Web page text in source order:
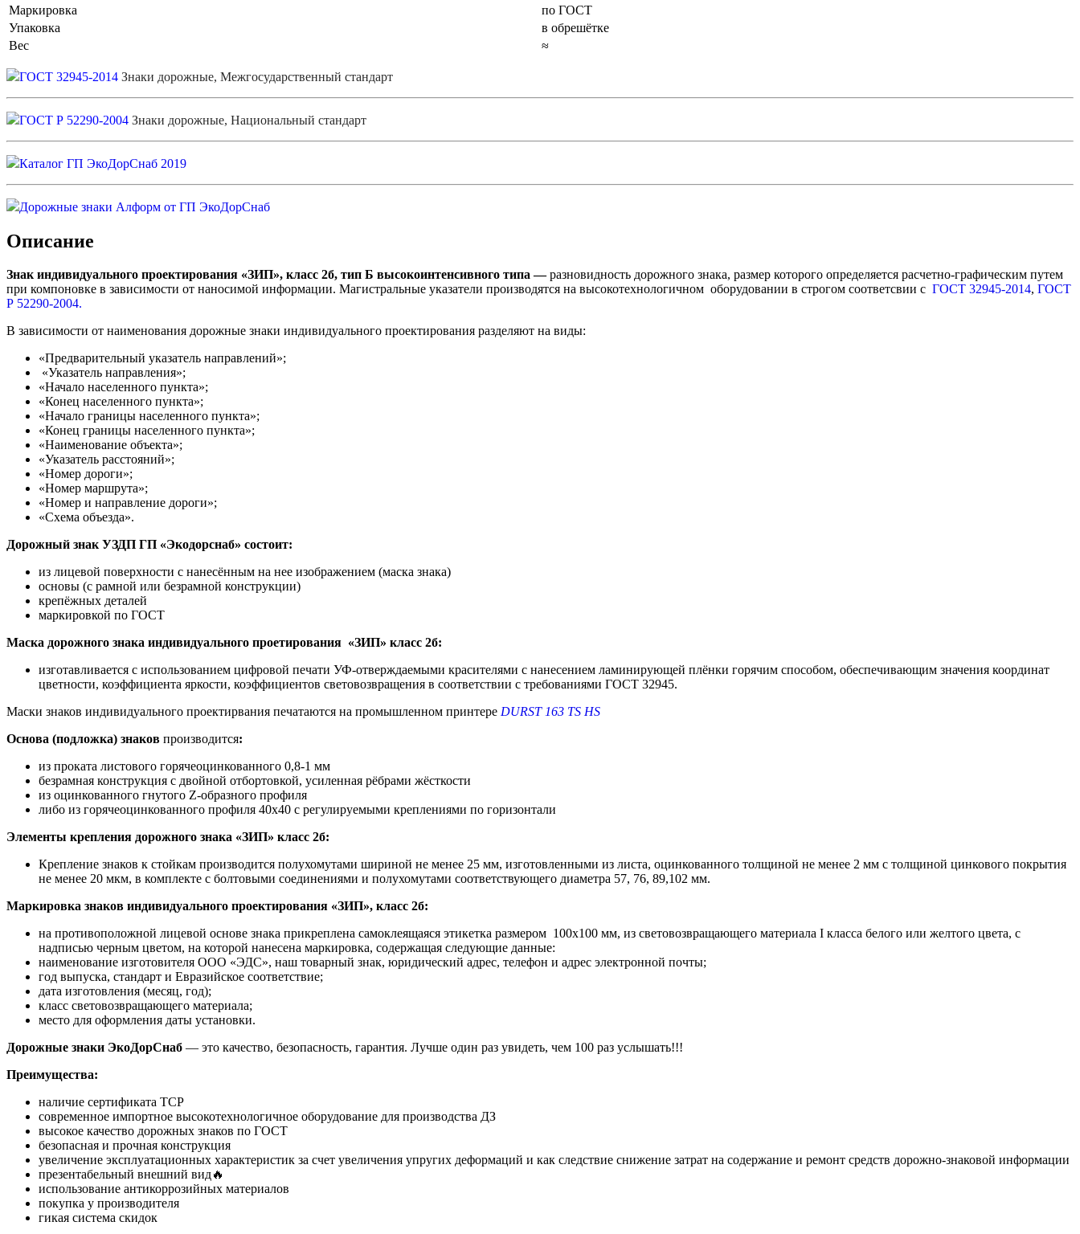
Маркировка
по ГОСТ
Упаковка
в обрешётке
Вес
≈
ГОСТ 32945-2014 Знаки дорожные, Межгосударственный стандарт
ГОСТ Р 52290-2004 Знаки дорожные, Национальный стандарт
Каталог ГП ЭкоДорСнаб 2019
Дорожные знаки Алформ от ГП ЭкоДорСнаб
Описание
Знак индивидуального проектирования «ЗИП», класс 2б, тип Б высокоинтенсивного типа —разновидность дорожного знака, размер которого определяется расчетно-графическим путем
при компоновке в зависимости от наносимой информации. Магистральные указатели производятся на высокотехнологичном оборудовании в строгом соответсвии с ГОСТ 32945-2014, ГОСТ
Р 52290-2004.
В зависимости от наименования дорожные знаки индивидуального проектирования разделяют на виды:
«Предварительный указатель направлений»;
«Указатель направления»;
«Начало населенного пункта»;
«Конец населенного пункта»;
«Начало границы населенного пункта»;
«Конец границы населенного пункта»;
«Наименование объекта»;
«Указатель расстояний»;
«Номер дороги»;
«Номер маршрута»;
«Номер и направление дороги»;
«Схема объезда».
Дорожный знак УЗДП ГП «Экодорснаб» состоит:
из лицевой поверхности с нанесённым на нее изображением (маска знака)
основы (с рамной или безрамной конструкции)
крепёжных деталей
маркировкой по ГОСТ
Маска дорожного знака индивидуального проетирования «ЗИП» класс 2б:
изготавливается с использованием цифровой печати УФ-отверждаемыми красителями с нанесением ламинирующей плёнки горячим способом, обеспечивающим значения координат
цветности, коэффициента яркости, коэффициентов световозвращения в соответствии с требованиями ГОСТ 32945.
Маски знаков индивидуального проектирвания печатаются на промышленном принтере DURST 163 TS HS
Основа (подложка) знаков производится:
из проката листового горячеоцинкованного 0,8-1 мм
безрамная конструкция с двойной отбортовкой, усиленная рёбрами жёсткости
из оцинкованного гнутого Z-образного профиля
либо из горячеоцинкованного профиля 40х40 с регулируемыми креплениями по горизонтали
Элементы крепления дорожного знака «ЗИП» класс 2б:
Крепление знаков к стойкам производится полухомутами шириной не менее 25 мм, изготовленными из листа, оцинкованного толщиной не менее 2 мм с толщиной цинкового покрытия
не менее 20 мкм, в комплекте с болтовыми соединениями и полухомутами соответствующего диаметра 57, 76, 89,102 мм.
Маркировка знаков индивидуального проектирования «ЗИП», класс 2б:
на противоположной лицевой основе знака прикреплена самоклеящаяся этикетка размером 100х100 мм, из световозвращающего материала I класса белого или желтого цвета, с
надписью черным цветом, на которой нанесена маркировка, содержащая следующие данные:
наименование изготовителя ООО «ЭДС», наш товарный знак, юридический адрес, телефон и адрес электронной почты;
год выпуска, стандарт и Евразийское соответствие;
дата изготовления (месяц, год);
класс световозвращающего материала;
место для оформления даты установки.
Дорожные знаки ЭкоДорСнаб — это качество, безопасность, гарантия. Лучше один раз увидеть, чем 100 раз услышать!!!
Преимущества:
наличие сертификата ТСР
современное импортное высокотехнологичное оборудование для производства ДЗ
высокое качество дорожных знаков по ГОСТ
безопасная и прочная конструкция
увеличение эксплуатационных характеристик за счет увеличения упругих деформаций и как следствие снижение затрат на содержание и ремонт средств дорожно-знаковой информации
презентабельный внешний вид🔥
использование антикоррозийных материалов
покупка у производителя
гикая система скидок